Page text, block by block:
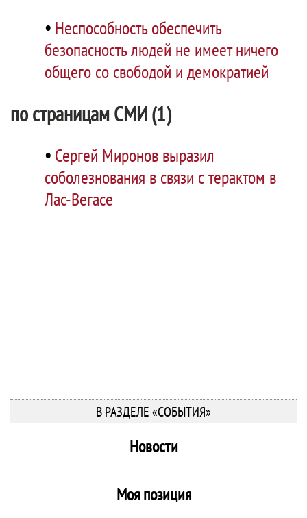
• Неспособность обеспечить
безопасность людей не имеет ничего
общего со свободой и демократией
по страницам СМИ (1)
• Сергей Миронов выразил
соболезнования в связи с терактом в
Лас-Вегасе
В РАЗДЕЛЕ «СОБЫТИЯ»
Новости
Моя позиция